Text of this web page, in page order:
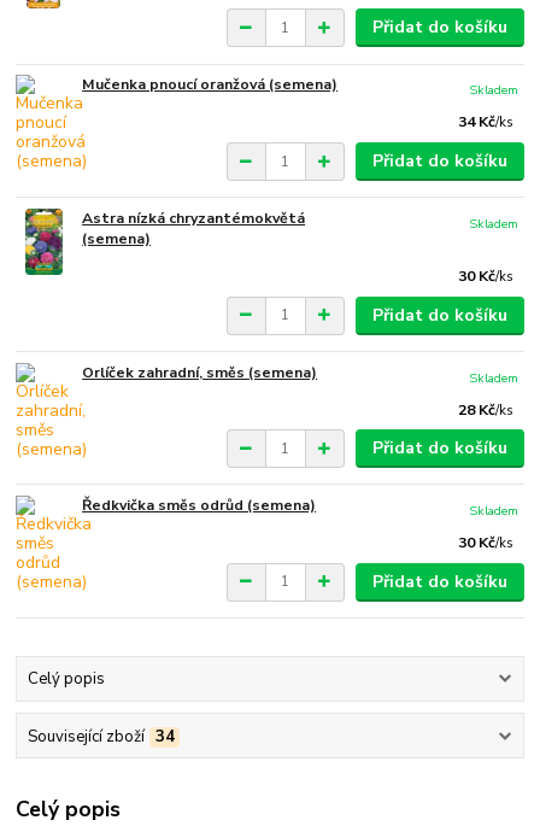
Přidat do košíku
Mučenka pnoucí oranžová (semena)
34 Kč/ks
Skladem
Přidat do košíku
Astra nízká chryzantémokvětá
(semena)
30 Kč/ks
Skladem
Přidat do košíku
Orlíček zahradní, směs (semena)
28 Kč/ks
Skladem
Přidat do košíku
Ředkvička směs odrůd (semena)
30 Kč/ks
Skladem
Přidat do košíku
Celý popis
Související zboží 34
Celý popis